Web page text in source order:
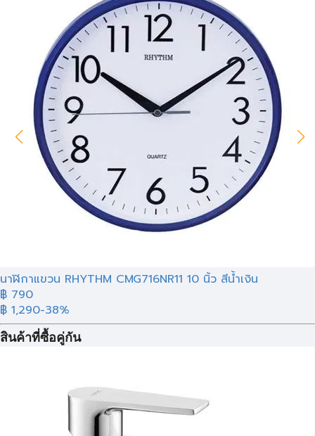
นาฬิกาแขวน RHYTHM CMG716NR11 10 นิ้ว สีน้ำเงิน
฿ 790
฿ 1,290-38%
สินค้าที่ซื้อคู่กัน